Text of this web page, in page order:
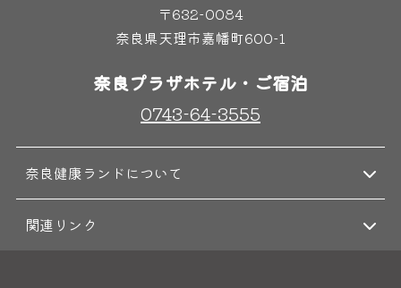
その他施設 ご宿泊
〒632-0084
奈良県天理市嘉幡町600-1
奈良プラザホテル・ご宿泊
0743-64-3555
奈良健康ランドについて
関連リンク